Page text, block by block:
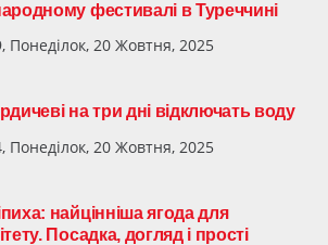
фестивалі в Туреччині
Понеділок, 20 Жовтня, 2025
на три дні відключать воду
Понеділок, 20 Жовтня, 2025
найцінніша ягода для
Посадка, догляд і прості